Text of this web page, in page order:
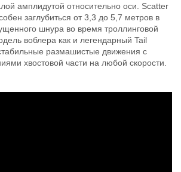
амплидутой относительно оси. Scatter
заглубиться от 3,3 до 5,7 метров в
шнура во время троллинговой
воблера как и легендарный Tail
размашистые движения с
хвостовой части на любой скорости.